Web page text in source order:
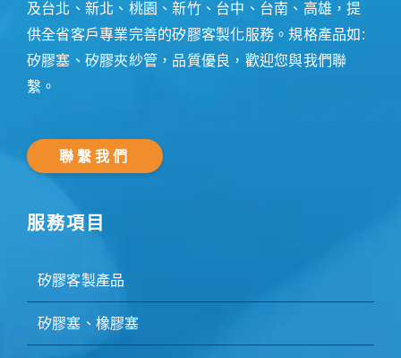
及台北、新北、桃園、新竹、台中、台南、高雄，提
供全省客戶專業完善的矽膠客製化服務。規格產品如:
矽膠塞、矽膠夾紗管，品質優良，歡迎您與我們聯
繫。
聯繫我們
服務項目
矽膠客製產品
矽膠塞、橡膠塞